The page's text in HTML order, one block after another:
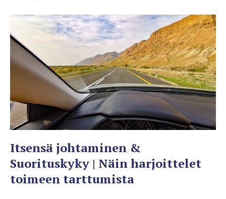
Itsensä johtaminen &
Suorituskyky | Näin harjoittelet
toimeen tarttumista